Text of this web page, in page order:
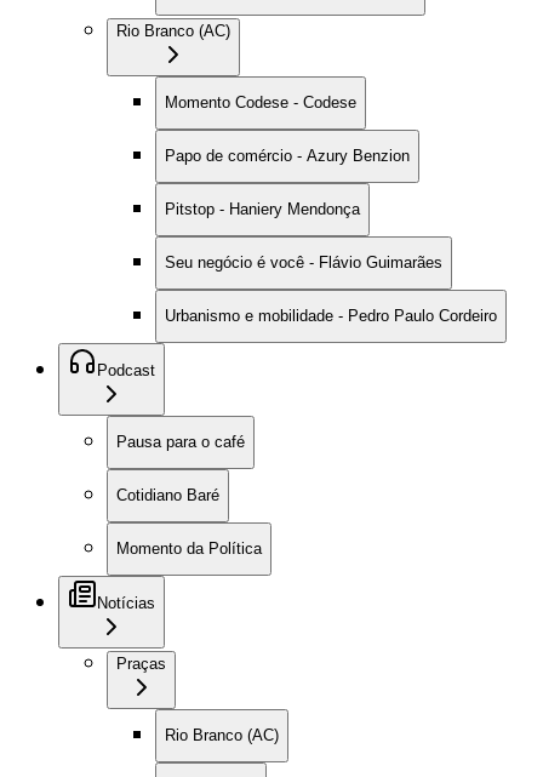
Rio Branco (AC)
Momento Codese - Codese
Papo de comércio - Azury Benzion
Pitstop - Haniery Mendonça
Seu negócio é você - Flávio Guimarães
Urbanismo e mobilidade - Pedro Paulo Cordeiro
Podcast
Pausa para o café
Cotidiano Baré
Momento da Política
Notícias
Praças
Rio Branco (AC)